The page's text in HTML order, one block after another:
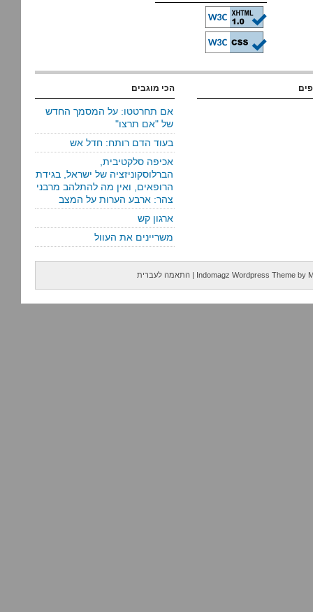
הכי מוגבים
אם תחרטטו: על המסמך החדש
של "אם תרצו"
בעוד הדם רותח: חדל אש
אכיפה סלקטיבית,
הברלוסקוניזציה של ישראל, בגידת
הרופאים, ואין מה להתלהב מרבני
צהר: ארבע הערות על המצב
ארגון קש
משריינים את העוול
Indomagz Wordpress Theme by
| התאמה לעברית